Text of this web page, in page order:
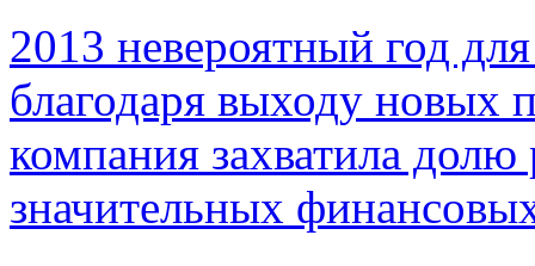
2013 невероятный год
благодаря выходу новых
компания захватила
значительных